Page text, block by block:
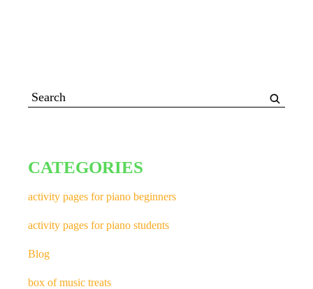
CATEGORIES
activity pages for piano beginners
activity pages for piano students
Blog
box of music treats